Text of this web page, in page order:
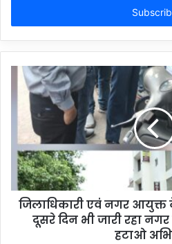
जिलाधिकारी एवं नगर आयुक्त
दूसरे दिन भी जारी रहा
हटाओ